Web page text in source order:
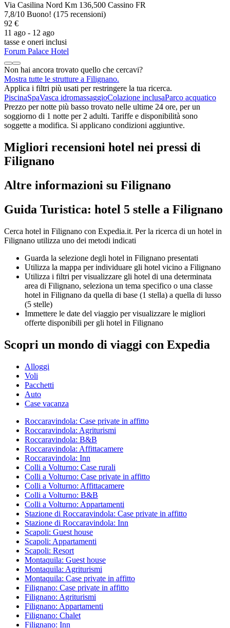
Via Casilina Nord Km 136,500 Cassino FR
7,8/10 Buono! (175 recensioni)
92 €
11 ago - 12 ago
tasse e oneri inclusi
Forum Palace Hotel
Non hai ancora trovato quello che cercavi?
Mostra tutte le strutture a Filignano.
Applica i filtri più usati per restringere la tua ricerca.
PiscinaSpaVasca idromassaggioColazione inclusaParco acquatico
Prezzo per notte più basso trovato nelle ultime 24 ore, per un
soggiorno di 1 notte per 2 adulti. Tariffe e disponibilità sono
soggette a modifica. Si applicano condizioni aggiuntive.
Migliori recensioni hotel nei pressi di
Filignano
Altre informazioni su Filignano
Guida Turistica: hotel 5 stelle a Filignano
Cerca hotel in Filignano con Expedia.it. Per la ricerca di un hotel in
Filignano utilizza uno dei metodi indicati
Guarda la selezione degli hotel in Filignano presentati
Utilizza la mappa per individuare gli hotel vicino a Filignano
Utilizza i filtri per visualizzare gli hotel di una determinata
area di Filignano, seleziona un tema specifico o una classe
hotel in Filignano da quella di base (1 stella) a quella di lusso
(5 stelle)
Immettere le date del viaggio per visualizzare le migliori
offerte disponibili per gli hotel in Filignano
Scopri un mondo di viaggi con Expedia
Alloggi
Voli
Pacchetti
Auto
Case vacanza
Roccaravindola: Case private in affitto
Roccaravindola: Agriturismi
Roccaravindola: B&B
Roccaravindola: Affittacamere
Roccaravindola: Inn
Colli a Volturno: Case rurali
Colli a Volturno: Case private in affitto
Colli a Volturno: Affittacamere
Colli a Volturno: B&B
Colli a Volturno: Appartamenti
Stazione di Roccaravindola: Case private in affitto
Stazione di Roccaravindola: Inn
Scapoli: Guest house
Scapoli: Appartamenti
Scapoli: Resort
Montaquila: Guest house
Montaquila: Agriturismi
Montaquila: Case private in affitto
Filignano: Case private in affitto
Filignano: Agriturismi
Filignano: Appartamenti
Filignano: Chalet
Filignano: Inn